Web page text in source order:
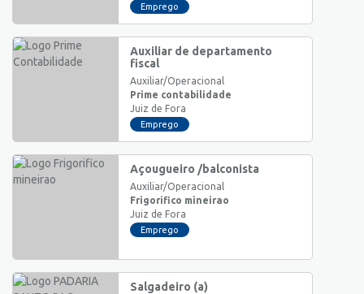
Emprego
Auxiliar de departamento
fiscal
Auxiliar/Operacional
Prime contabilidade
Juiz de Fora
Emprego
Açougueiro /balconista
Auxiliar/Operacional
Frigorifico mineirao
Juiz de Fora
Emprego
Salgadeiro (a)